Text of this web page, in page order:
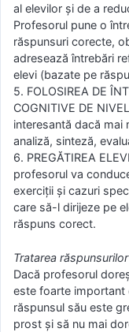
al elevilor şi de a
Profesorul pune o
răspunsuri corecte,
adresează întrebări
elevi (bazate pe
5. FOLOSIREA DE
COGNITIVE DE
interesantă dacă mai
analiză, sinteză,
6. PREGĂTIREA
profesorul va
exerciţii şi cazuri
care să-l dirijeze pe
răspuns corect.
Tratarea
Dacă profesorul
este foarte important
răspunsul său este
prost şi să nu mai